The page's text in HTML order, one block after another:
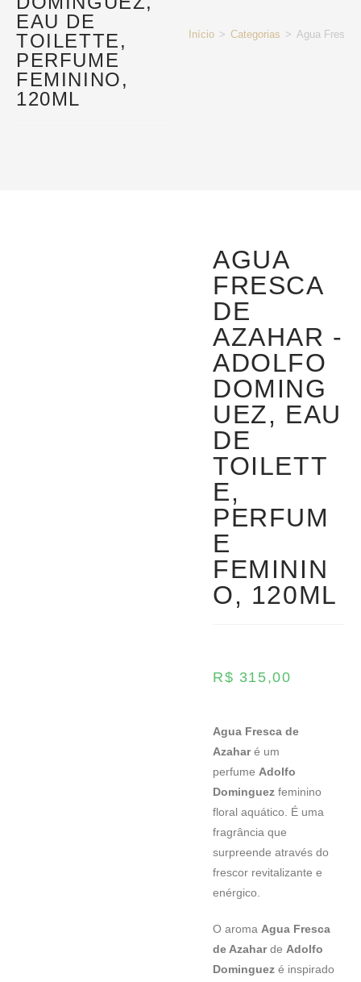
EAU DE
TOILETTE,
PERFUME
FEMININO,
120ML
Início > Categorias > Agua Fresca
AGUA
FRESCA
DE
AZAHAR -
ADOLFO
DOMING
UEZ, EAU
DE
TOILETT
E,
PERFUM
E
FEMININ
O, 120ML
R$ 315,00
Agua Fresca de
Azaharé um
perfume Adolfo
Dominguez feminino
floral aquático. É uma
fragrância que
surpreende através do
frescor revitalizante e
enérgico.
O aroma Agua Fresca
de Azaharde Adolfo
Dominguez é inspirado